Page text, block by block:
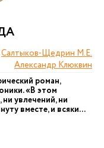
Салтыков-Щедрин М.Е.
Александр Клюквин
роман,
«В этом
увлечений, ни
вместе, и всяки...